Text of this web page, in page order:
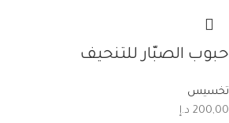
حبوب الصبّار للتنحيف
تخسيس
200,00 د.إ